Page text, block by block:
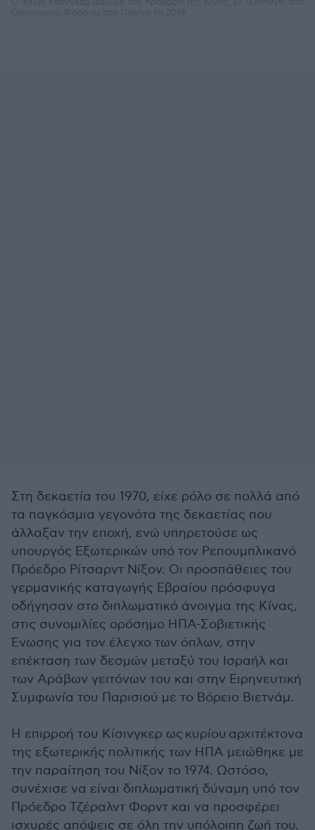
Στη δεκαετία του 1970, είχε ρόλο σε πολλά από
τα παγκόσμια γεγονότα της δεκαετίας που
άλλαξαν την εποχή, ενώ υπηρετούσε ως
υπουργός Εξωτερικών υπό τον Ρεπουμπλικανό
Πρόεδρο Ρίτσαρντ Νίξον. Οι προσπάθειες του
γερμανικής καταγωγής Εβραίου πρόσφυγα
οδήγησαν στο διπλωματικό άνοιγμα της Κίνας,
στις συνομιλίες ορόσημο ΗΠΑ-Σοβιετικής
Ένωσης για τον έλεγχο των όπλων, στην
επέκταση των δεσμών μεταξύ του Ισραήλ και
των Αράβων γειτόνων του και στην Ειρηνευτική
Συμφωνία του Παρισιού με το Βόρειο Βιετνάμ.
Η επιρροή του Κίσινγκερ ως κυρίου αρχιτέκτονα
της εξωτερικής πολιτικής των ΗΠΑ μειώθηκε με
την παραίτηση του Νίξον το 1974. Ωστόσο,
συνέχισε να είναι διπλωματική δύναμη υπό τον
Πρόεδρο Τζέραλντ Φορντ και να προσφέρει
ισχυρές απόψεις σε όλη την υπόλοιπη ζωή του.